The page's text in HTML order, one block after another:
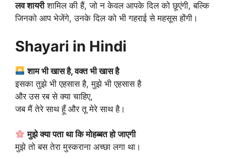
लव शायरीशामिल की हैं, जो न केवल आपके दिल को छूएंगी, बल्कि
जिनको आप भेजेंगे, उनके दिल को भी गहराई से महसूस होंगी।
Shayari in Hindi
शाम भी खास है, वक्त भी खास है
इसका तुझे भी एहसास है, मुझे भी एहसास है
और उस रब से क्या चाहिए,
जब मैं तेरे साथ हूँ और तू मेरे साथ है।
मुझे क्या पता था कि मोहब्बत हो जाएगी
मुझे तो बस तेरा मुस्कराना अच्छा लगा था।